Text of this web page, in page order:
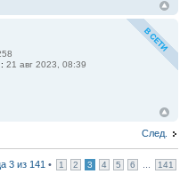
21 авг 2023, 08:39
След.
3 из 141 • 1 2 3 4 5 6 141